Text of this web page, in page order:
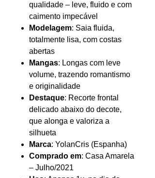
qualidade – leve, fluido e com
caimento impecável
Modelagem: Saia fluida,
totalmente lisa, com costas
abertas
Mangas: Longas com leve
volume, trazendo romantismo
e originalidade
Destaque: Recorte frontal
delicado abaixo do decote,
que alonga e valoriza a
silhueta
Marca: YolanCris (Espanha)
Comprado em: Casa Amarela
– Julho/2021